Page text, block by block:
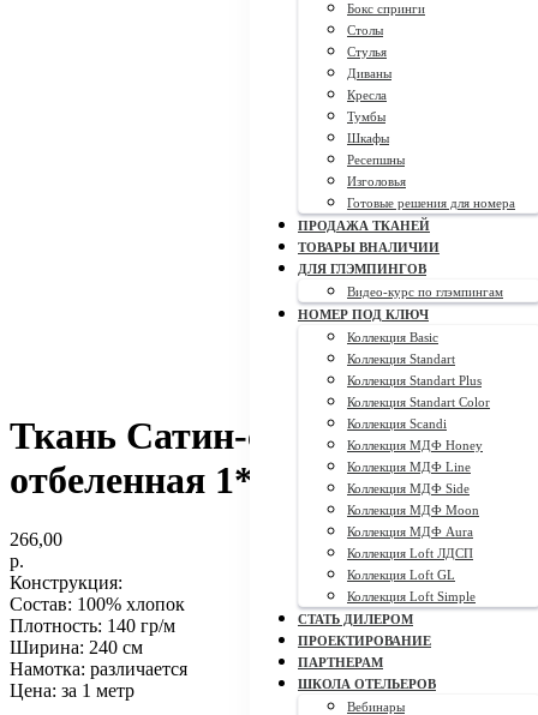
Бокс спринги
Столы
Стулья
Диваны
Кресла
Тумбы
Шкафы
Ресепшны
Изголовья
Готовые решения для номера
ПРОДАЖА ТКАНЕЙ
ТОВАРЫ ВНАЛИЧИИ
ДЛЯ ГЛЭМПИНГОВ
Видео-курс по глэмпингам
НОМЕР ПОД КЛЮЧ
Коллекция Basic
Коллекция Standart
Коллекция Standart Plus
Коллекция Standart Color
Коллекция Scandi
Коллекция МДФ Honey
Коллекция МДФ Line
Коллекция МДФ Side
Коллекция МДФ Moon
Коллекция МДФ Aura
Коллекция Loft ЛДСП
Коллекция Loft GL
Коллекция Loft Simple
СТАТЬ ДИЛЕРОМ
ПРОЕКТИРОВАНИЕ
ПАРТНЕРАМ
ШКОЛА ОТЕЛЬЕРОВ
Вебинары
Ткань Сатин-страйп
отбеленная 1*1/ 3*3
266,00
р.
Конструкция:
Состав: 100% хлопок
Плотность: 140 гр/м
Ширина: 240 см
Намотка: различается
Цена: за 1 метр